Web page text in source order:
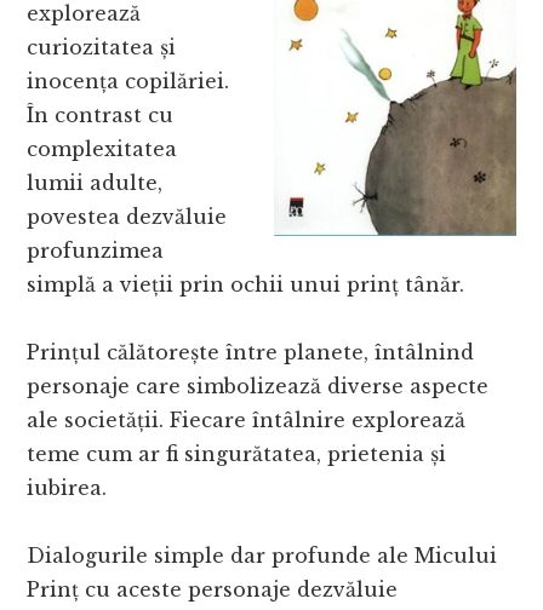
explorează
curiozitatea și
inocența copilăriei.
În contrast cu
complexitatea
lumii adulte,
povestea dezvăluie
profunzimea
simplă a vieții prin ochii unui prinț tânăr.
Prințul călătorește între planete, întâlnind
personaje care simbolizează diverse aspecte
ale societății. Fiecare întâlnire explorează
teme cum ar fi singurătatea, prietenia și
iubirea.
Dialogurile simple dar profunde ale Micului
Prinț cu aceste personaje dezvăluie